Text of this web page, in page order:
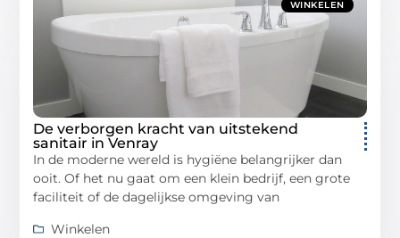
WINKELEN
De verborgen kracht van uitstekend
sanitair in Venray
In de moderne wereld is hygiëne belangrijker dan
ooit. Of het nu gaat om een klein bedrijf, een grote
faciliteit of de dagelijkse omgeving van
Winkelen